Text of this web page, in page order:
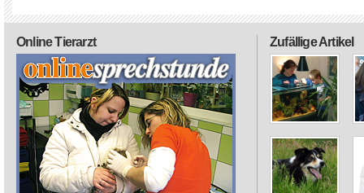
Zufällige Artikel
Online Tierarzt